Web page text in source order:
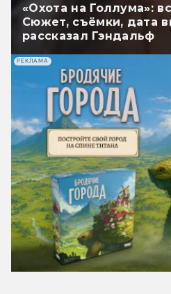
«Охота на Голлума»:
Сюжет, съёмки, дата
рассказал Гэндальф
РЕКЛАМА